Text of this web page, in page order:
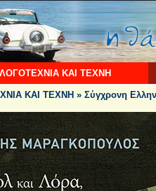
ΛΟΓΟΤΕΧΝΙΑ ΚΑΙ ΤΕΧΝΗ
ΚΑΙ ΤΕΧΝΗ » Σύγχρονη